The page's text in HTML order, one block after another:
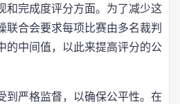
和完成度评分方面。为了减少这
联合会要求每项比赛由多名裁判
的中间值，以此来提高评分的公
到严格监督，以确保公平性。在